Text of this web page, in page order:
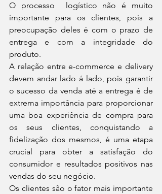
O processo  logístico não é muito
importante para os clientes, pois a
preocupação deles é com o prazo de
entrega e com a integridade do
produto.
A relação entre e-commerce e delivery
devem andar lado á lado, pois garantir
o sucesso da venda até a entrega é de
extrema importância para proporcionar
uma boa experiência de compra para
os seus clientes, conquistando a
fidelização dos mesmos, é uma etapa
crucial para obter a satisfação do
consumidor e resultados positivos nas
vendas do seu negócio.
Os clientes são o fator mais importante